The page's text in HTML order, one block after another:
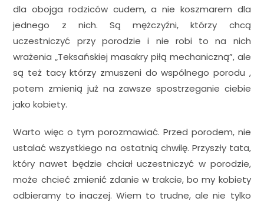
dla obojga rodziców cudem, a nie koszmarem dla
jednego z nich. Są mężczyźni, którzy chcą
uczestniczyć przy porodzie i nie robi to na nich
wrażenia „Teksańskiej masakry piłą mechaniczną”, ale
są też tacy którzy zmuszeni do wspólnego porodu ,
potem zmienią już na zawsze spostrzeganie ciebie
jako kobiety.
Warto więc o tym porozmawiać. Przed porodem, nie
ustalać wszystkiego na ostatnią chwilę. Przyszły tata,
który nawet będzie chciał uczestniczyć w porodzie,
może chcieć zmienić zdanie w trakcie, bo my kobiety
odbieramy to inaczej. Wiem to trudne, ale nie tylko